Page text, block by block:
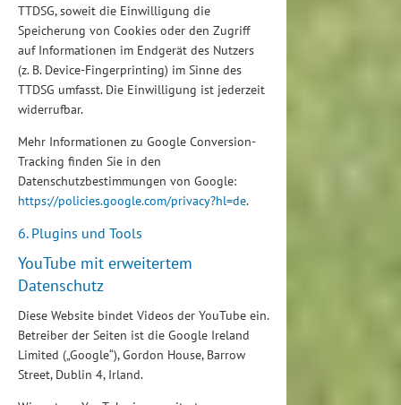
TTDSG, soweit die Einwilligung die
Speicherung von Cookies oder den Zugriff
auf Informationen im Endgerät des Nutzers
(z. B. Device-Fingerprinting) im Sinne des
TTDSG umfasst. Die Einwilligung ist jederzeit
widerrufbar.
Mehr Informationen zu Google Conversion-
Tracking finden Sie in den
Datenschutzbestimmungen von Google:
https://policies.google.com/privacy?hl=de.
6. Plugins und Tools
YouTube mit erweitertem
Datenschutz
Diese Website bindet Videos der YouTube ein.
Betreiber der Seiten ist die Google Ireland
Limited („Google“), Gordon House, Barrow
Street, Dublin 4, Irland.